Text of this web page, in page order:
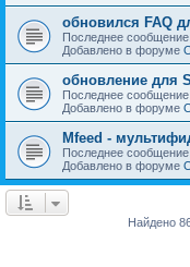
обновился FAQ
Последнее сообщение
Добавлено в форуме
обновление для
Последнее сообщение
Добавлено в форуме
Mfeed -
Последнее сообщение
Добавлено в форуме
Найдено